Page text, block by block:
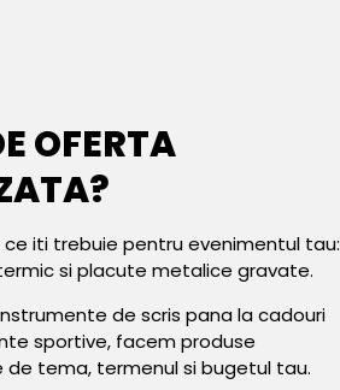
OFERTA
iti trebuie pentru evenimentul tau:
si placute metalice gravate.
de scris pana la cadouri
sportive, facem produse
tema, termenul si bugetul tau.